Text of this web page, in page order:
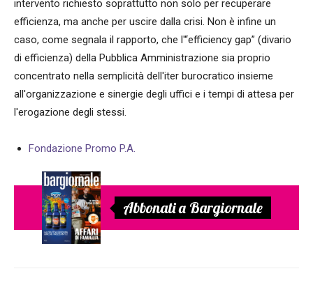
intervento richiesto soprattutto non solo per recuperare
efficienza, ma anche per uscire dalla crisi. Non è infine un
caso, come segnala il rapporto, che l'“efficiency gap” (divario
di efficienza) della Pubblica Amministrazione sia proprio
concentrato nella semplicità dell'iter burocratico insieme
all'organizzazione e sinergie degli uffici e i tempi di attesa per
l'erogazione degli stessi.
Fondazione Promo P.A.
Abbonati a Bargiornale